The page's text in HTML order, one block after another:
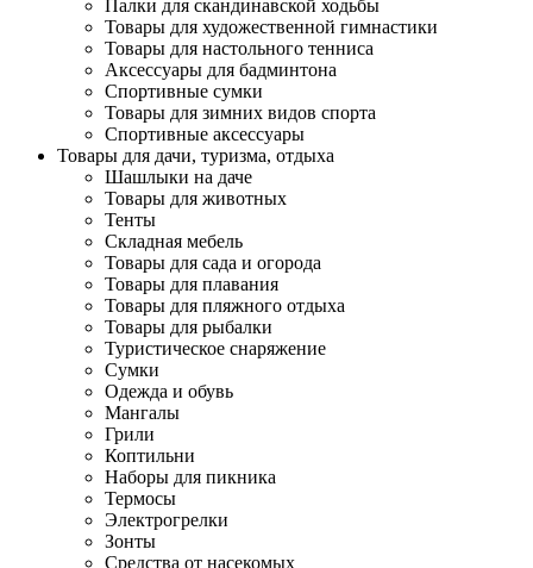
Палки для скандинавской ходьбы
Товары для художественной гимнастики
Товары для настольного тенниса
Аксессуары для бадминтона
Спортивные сумки
Товары для зимних видов спорта
Спортивные аксессуары
Товары для дачи, туризма, отдыха
Шашлыки на даче
Товары для животных
Тенты
Складная мебель
Товары для сада и огорода
Товары для плавания
Товары для пляжного отдыха
Товары для рыбалки
Туристическое снаряжение
Сумки
Одежда и обувь
Мангалы
Грили
Коптильни
Наборы для пикника
Термосы
Электрогрелки
Зонты
Средства от насекомых